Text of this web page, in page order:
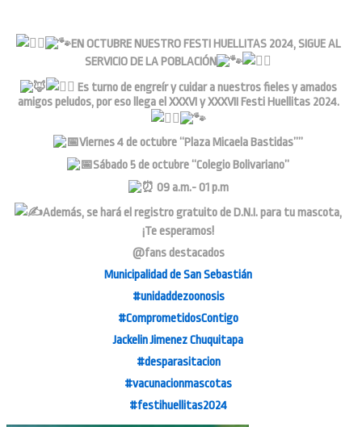
EN OCTUBRE NUESTRO FESTI HUELLITAS 2024, SIGUE AL
SERVICIO DE LA POBLACIÓN
Es turno de engreír y cuidar a nuestros fieles y amados
amigos peludos, por eso llega el XXXVI y XXXVII Festi Huellitas 2024.
Viernes 4 de octubre “Plaza Micaela Bastidas””
Sábado 5 de octubre “Colegio Bolivariano”
09 a.m.- 01 p.m
Además, se hará el registro gratuito de D.N.I. para tu mascota,
¡Te esperamos!
@fans destacados
Municipalidad de San Sebastián
#unidaddezoonosis
#ComprometidosContigo
Jackelin Jimenez Chuquitapa
#desparasitacion
#vacunacionmascotas
#festihuellitas2024